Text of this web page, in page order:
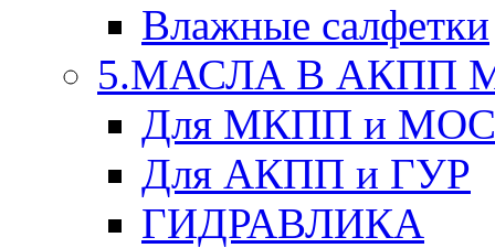
Влажные салфетки
5.МАСЛА В АКПП
Для МКПП и
Для АКПП и ГУР
ГИДРАВЛИКА